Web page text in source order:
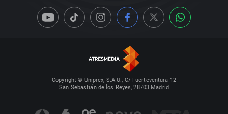
Copyright © Uniprex, S.A.U., C/ Fuerteventura 12
San Sebastián de los Reyes, 28703 Madrid